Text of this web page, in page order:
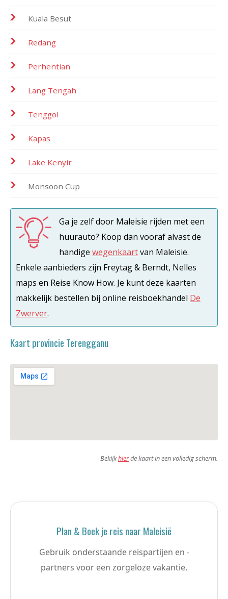
Kuala Besut
Redang
Perhentian
Lang Tengah
Tenggol
Kapas
Lake Kenyir
Monsoon Cup
Ga je zelf door Maleisie rijden met een
huurauto? Koop dan vooraf alvast de
handige wegenkaartvan Maleisie.
Enkele aanbieders zijn Freytag & Berndt, Nelles
maps en Reise Know How. Je kunt deze kaarten
makkelijk bestellen bij online reisboekhandel De
Zwerver.
Kaart provincie Terengganu
Bekijkhierde kaart in een volledig scherm.
Plan & Boek je reis naar Maleisië
Gebruik onderstaande reispartijen en -
partners voor een zorgeloze vakantie.